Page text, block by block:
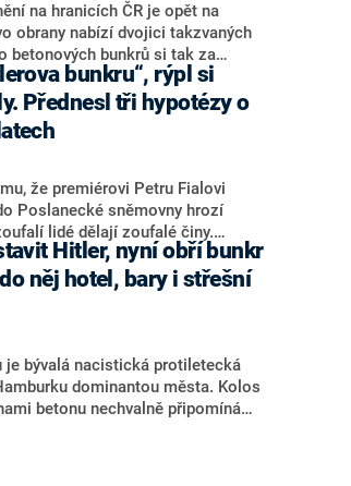
na hranicích ČR je opět na
obrany nabízí dvojici takzvaných
betonových bunkrů si tak za
mohou udělat radost – každý lze
Společně s opevněním
také pozemky na Kroměřížsku či
Točné. Kompletní nabídku
na svých stránkách, kde v
bunkry na prodej.
bunkru“, rýpl si
Přednesl tři hypotézy o
že premiérovi Petru Fialovi
Poslanecké sněmovny hrozí
lidé dělají zoufalé činy.
bývalý prezident Miloš Zeman
o „německých“ platech v
občanům, pokud bude znovu
s premiérem zmínil
bunkru“ a představil hypotézy
Fialu mimo jiné připodobnil k
Hitler, nyní obří bunkr
něj hotel, bary i střešní
je bývalá nacistická protiletecká
dominantou města. Kolos
betonu nechvalně připomíná
dějin země – za války jej postavili
z různých zemí Evropy.
příležitost získat novou,